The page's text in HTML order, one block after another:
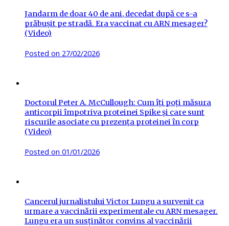
Jandarm de doar 40 de ani, decedat după ce s-a
prăbușit pe stradă. Era vaccinat cu ARN mesager?
(Video)
Posted on 27/02/2026
Doctorul Peter A. McCullough: Cum îți poți măsura
anticorpii împotriva proteinei Spike și care sunt
riscurile asociate cu prezența proteinei în corp
(Video)
Posted on 01/01/2026
Cancerul jurnalistului Victor Lungu a survenit ca
urmare a vaccinării experimentale cu ARN mesager.
Lungu era un susținător convins al vaccinării